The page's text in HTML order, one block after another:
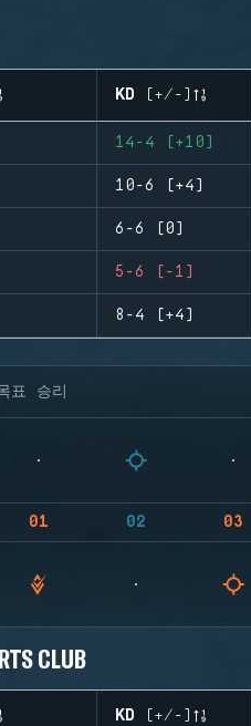
KD (+/-)
14-4 (+10)
10-6 (+4)
6-6 (0)
5-6 (-1)
8-4 (+4)
표 승리
01 02 03
CLUB
KD (+/-)